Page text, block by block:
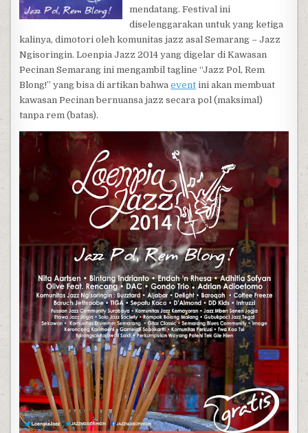
mendatang. Festival ini
diselenggarakan untuk yang ketiga
kalinya, dimotori oleh komunitas jazz asal Semarang – Jazz
Ngisoringin. Loenpia Jazz 2014 yang digelar di Kawasan
Pecinan Semarang ini mengambil tagline “Jazz Pol, Rem
Blong!” yang bisa di artikan bahwaevent ini akan membuat
kawasan Pecinan bernuansa jazz secara pol (maksimal)
tanpa rem (batas).